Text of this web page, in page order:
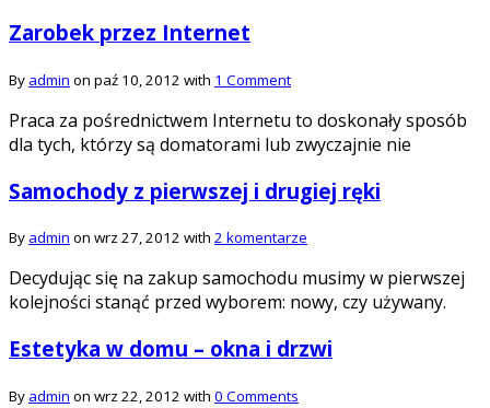
Zarobek przez Internet
By admin on paź 10, 2012 with 1 Comment
Praca za pośrednictwem Internetu to doskonały sposób
dla tych, którzy są domatorami lub zwyczajnie nie
Samochody z pierwszej i drugiej ręki
By admin on wrz 27, 2012 with 2 komentarze
Decydując się na zakup samochodu musimy w pierwszej
kolejności stanąć przed wyborem: nowy, czy używany.
Estetyka w domu – okna i drzwi
By admin on wrz 22, 2012 with 0 Comments